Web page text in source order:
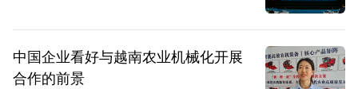
中国企业看好与越南农业机械化开展
合作的前景